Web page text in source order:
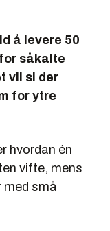
å levere 50
såkalte
vil si der
for ytre
hvordan én
vifte, mens
med små